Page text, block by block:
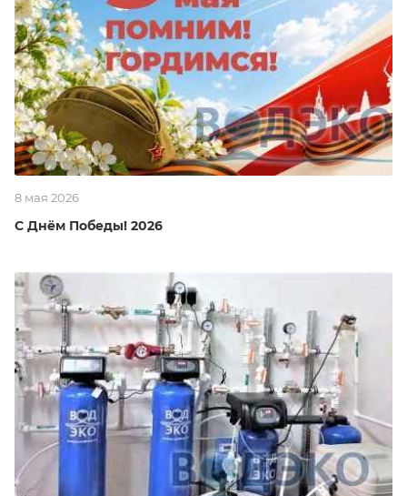
8 мая 2026
С Днём Победы! 2026